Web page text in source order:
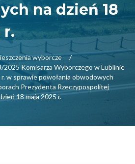
na dzień 18
r.
wyborcze
2025 Komisarza Wyborczego w Lublinie
w sprawie powołania obwodowych
Prezydenta Rzeczypospolitej
18 maja 2025 r.